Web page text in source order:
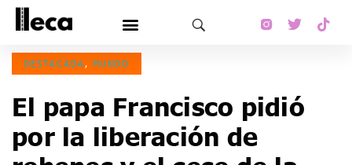
DESTACADA , MUNDO
El papa Francisco pidió
por la liberación de